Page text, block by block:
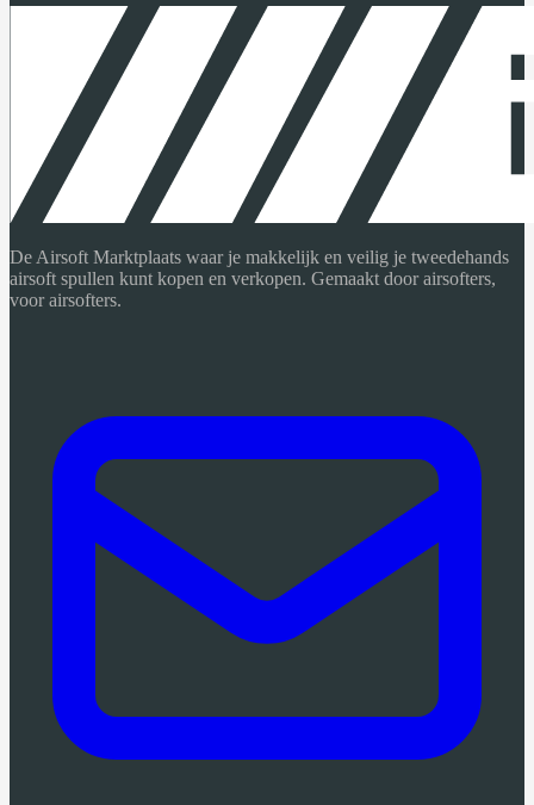
De Airsoft Marktplaats waar je makkelijk en veilig je tweedehands
airsoft spullen kunt kopen en verkopen. Gemaakt door airsofters,
voor airsofters.